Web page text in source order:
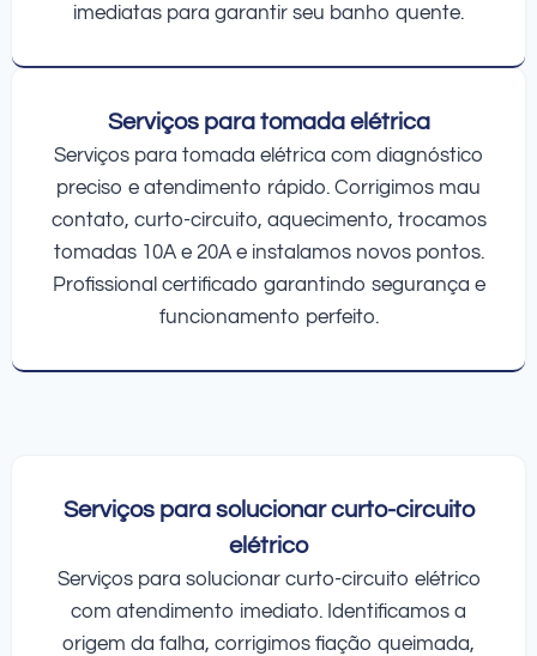
imediatas para garantir seu banho quente.
Serviços para tomada elétrica
Serviços para tomada elétrica com diagnóstico
preciso e atendimento rápido. Corrigimos mau
contato, curto-circuito, aquecimento, trocamos
tomadas 10A e 20A e instalamos novos pontos.
Profissional certificado garantindo segurança e
funcionamento perfeito.
Serviços para solucionar curto-circuito
elétrico
Serviços para solucionar curto-circuito elétrico
com atendimento imediato. Identificamos a
origem da falha, corrigimos fiação queimada,